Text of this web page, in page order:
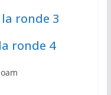
ronde 3
ronde 4